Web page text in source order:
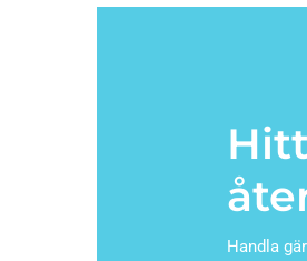
Handla